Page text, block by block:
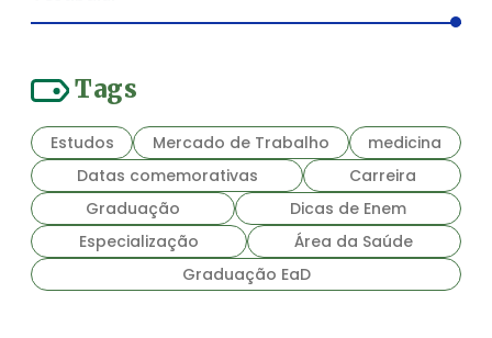
Tags
Estudos Mercado de Trabalho
medicina
Datas comemorativas
Carreira
Graduação
Dicas de Enem
Especialização
Área da Saúde
Graduação EaD